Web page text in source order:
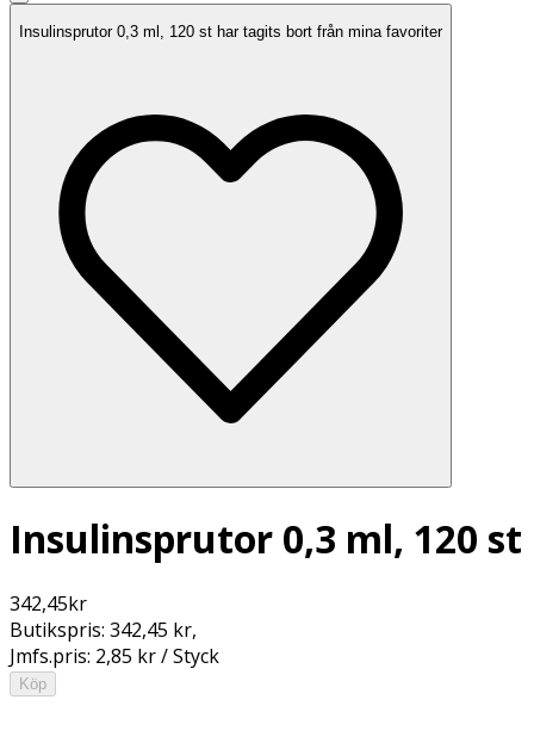
Insulinsprutor 0,3 ml, 120 st har tagits bort från mina favoriter
Insulinsprutor 0,3 ml, 120 st
342,45kr
Butikspris: 342,45 kr,
Jmfs.pris: 2,85 kr / Styck
Köp